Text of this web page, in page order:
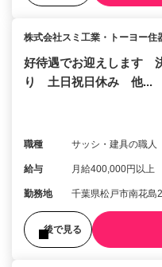
株式会社スミ工業・トーヨー住
好待遇でお迎えします
り 土日祝日休み 他...
職種 サッシ・建具の職人
給与 月給400,000円以上
勤務地 千葉県松戸市南花島
後で見る